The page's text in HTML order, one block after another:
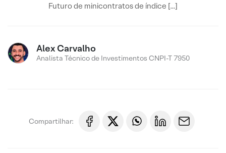
Futuro de minicontratos de índice […]
Alex Carvalho
Analista Técnico de Investimentos CNPI-T 7950
Compartilhar: